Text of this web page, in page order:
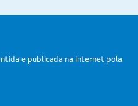
e publicada na internet pola